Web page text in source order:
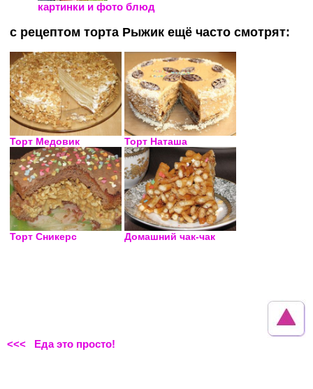
картинки и фото блюд
с рецептом торта Рыжик ещё часто смотрят:
Торт Медовик Торт Наташа
Торт Сникерс Домашний чак-чак
<<< Еда это просто!